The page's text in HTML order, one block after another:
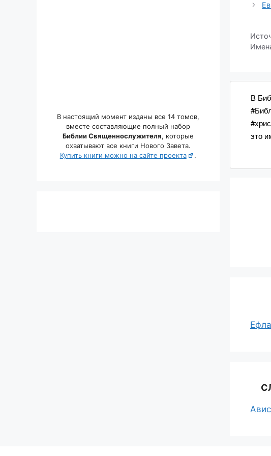
В
это
В настоящий момент изданы все 14 томов,
вместе составляющие полный набор
Библии Священнослужителя, которые
охватывают все книги Нового Завета.
Купить книги можно на сайте проекта
.